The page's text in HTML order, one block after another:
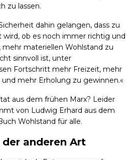
zu lassen.
dahin gelangen, dass zu
wird, ob es noch immer richtig und
materiellen Wohlstand zu
sinnvoll ist, unter
Fortschritt mehr Freizeit, mehr
mehr Erholung zu gewinnen.«
aus dem frühen Marx? Leider
von Ludwig Erhard aus dem
Wohlstand für alle.
anderen Art